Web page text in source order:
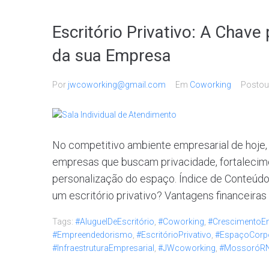
Escritório Privativo: A
da sua Empresa
Por jwcoworking@gmail.com Em Coworking
No competitivo ambiente empresarial de
empresas que buscam privacidade,
personalização do espaço. Índice de
um escritório privativo? Vantagens
Tags: #AluguelDeEscritório #Coworking
#Empreendedorismo #EscritórioPrivativo
#InfraestruturaEmpresarial
#JWcoworking